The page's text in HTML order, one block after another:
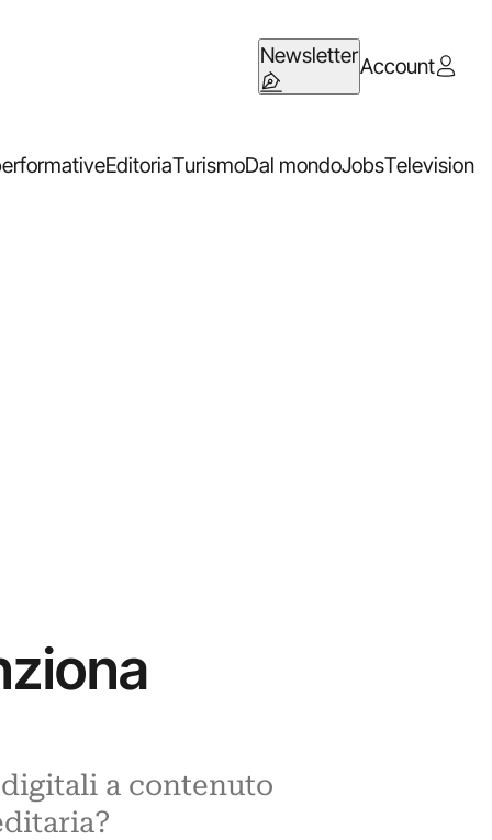
NewsletterAccount
EditoriaTurismoDal mondoJobsTelevision
a contenuto